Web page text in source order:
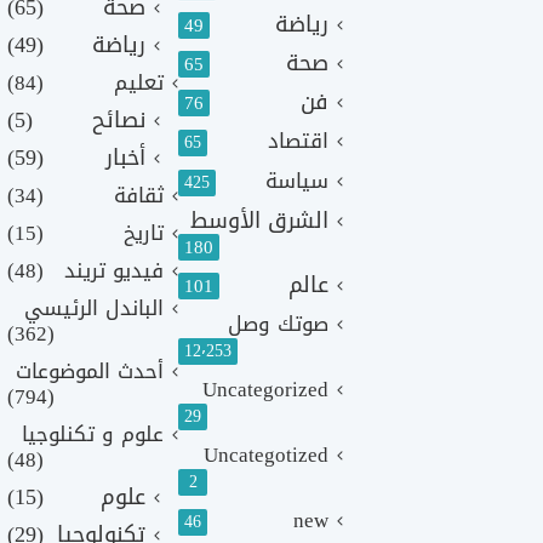
رياضة 49
صحة 65
فن 76
اقتصاد 65
سياسة 425
الشرق الأوسط
180
عالم 101
صوتك وصل
12٬253
Uncategorized
29
Uncategotized
2
new
46
رياضة
(49)
تعليم (84)
نصائح
(5)
أخبار
(59)
ثقافة
(34)
تاريخ
(15)
فيديو تريند (48)
الباندل الرئيسي
(362)
أحدث الموضوعات
(794)
علوم و تكنلوجيا
(48)
علوم
(15)
تكنولوجيا (29)